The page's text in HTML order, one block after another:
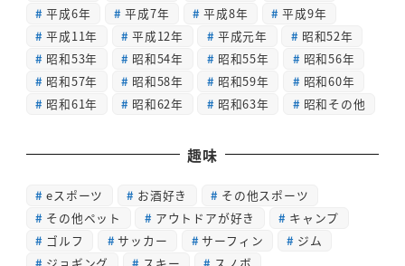
平成6年
平成7年 平成8年
平成9年
平成11年
平成12年 平成元年
昭和52年
昭和53年
昭和54年 昭和55年
昭和56年
昭和57年
昭和58年 昭和59年
昭和60年
昭和61年
昭和62年 昭和63年 昭和その他
趣味
eスポーツ お酒好き
その他スポーツ
その他ペット
アウトドアが好き
キャンプ
ゴルフ
サッカー サーフィン
ジム